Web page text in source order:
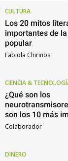
CULTURA
Los 20 mitos
importantes de
popular
Fabiola Chirinos
CIENCIA &
¿Qué son los
son los 10 más
Colaborador
DINERO